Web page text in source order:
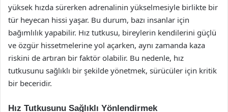
yüksek hızda sürerken adrenalinin yükselmesiyle birlikte bir
tür heyecan hissi yaşar. Bu durum, bazı insanlar için
bağımlılık yapabilir. Hız tutkusu, bireylerin kendilerini güçlü
ve özgür hissetmelerine yol açarken, aynı zamanda kaza
riskini de artıran bir faktör olabilir. Bu nedenle, hız
tutkusunu sağlıklı bir şekilde yönetmek, sürücüler için kritik
bir beceridir.
Hız Tutkusunu Sağlıklı Yönlendirmek